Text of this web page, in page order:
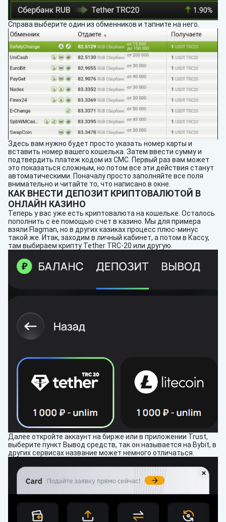
Справа выберите один из обменников и тапните на него.
Здесь вам нужно будет просто указать номер карты и
вставить номер вашего кошелька. Затем ввести сумму и
подтвердить платеж кодом из СМС. Первый раз вам может
это показаться сложным, но потом все эти действия станут
автоматическими. Поначалу просто заполняйте все поля
внимательно и читайте то, что написано в окне.
КАК ВНЕСТИ ДЕПОЗИТ КРИПТОВАЛЮТОЙ В
ОНЛАЙН КАЗИНО
Теперь у вас уже есть криптовалюта на кошельке. Осталось
пополнить с ее помощью счет в казино. Мы для примера
взяли Flagman, но в других казиках процесс плюс-минус
такой же. Итак, заходим в личный кабинет, а потом в Кассу,
там выбираем крипту Tether TRC-20 или другую.
Далее откройте аккаунт на бирже или в приложении Trust,
выберите пункт Вывод средств, так он называется на Bybit, в
других сервисах название может немного отличаться.